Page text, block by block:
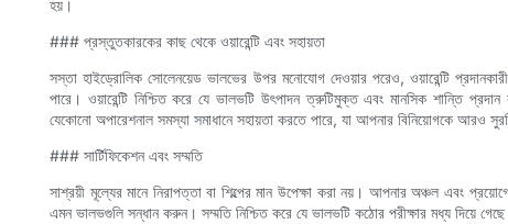
হয়।
### প্রস্তুতকারকের কাছ থেকে ওয়ারেন্টি এবং সহায়তা
সস্তা হাইড্রোলিক সোলেনয়েড ভালভের উপর মনোযোগ দেওয়ার পরেও, ওয়ারেন্টি
পারে। ওয়ারেন্টি নিশ্চিত করে যে ভালভটি উৎপাদন ত্রুটিমুক্ত এবং মানসিক শান্তি
যেকোনো অপারেশনাল সমস্যা সমাধানে সহায়তা করতে পারে, যা আপনার বিনিয়োগকে আরও
### সার্টিফিকেশন এবং সম্মতি
সাশ্রয়ী মূল্যের মানে নিরাপত্তা বা শিল্পের মান উপেক্ষা করা নয়। আপনার অঞ্চল এবং
এমন ভালভগুলি সন্ধান করুন। সম্মতি নিশ্চিত করে যে ভালভটি কঠোর পরীক্ষার মধ্য দিয়ে